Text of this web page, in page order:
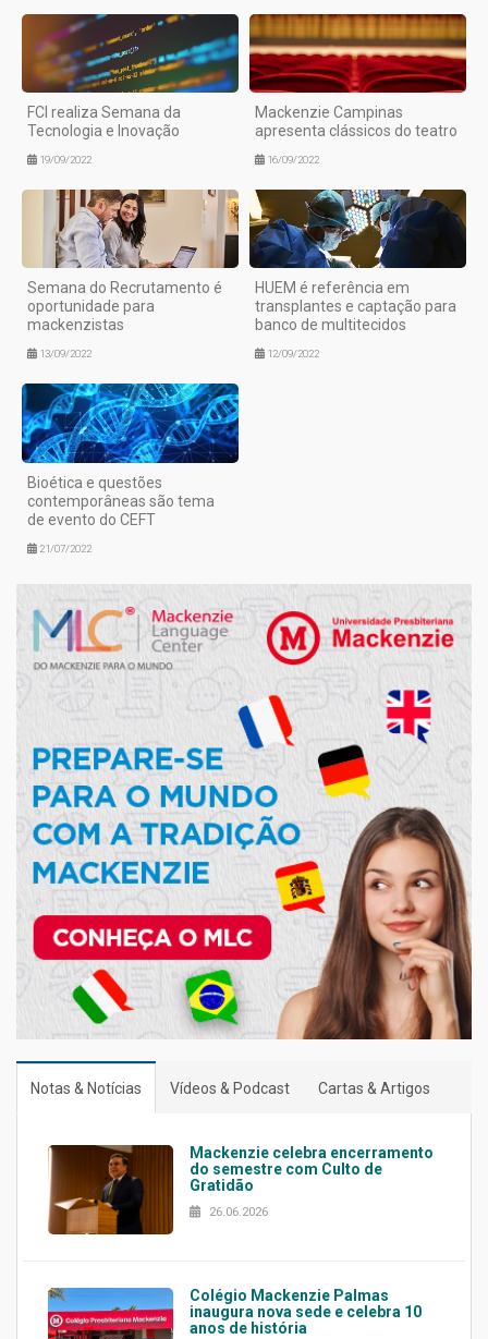
FCI realiza Semana da
Tecnologia e Inovação
19/09/2022
Mackenzie Campinas
apresenta clássicos do teatro
16/09/2022
Semana do Recrutamento é
oportunidade para
mackenzistas
13/09/2022
HUEM é referência em
transplantes e captação para
banco de multitecidos
12/09/2022
Bioética e questões
contemporâneas são tema
de evento do CEFT
21/07/2022
Notas & Notícias Vídeos & Podcast Cartas & Artigos
Mackenzie celebra encerramento
do semestre com Culto de
Gratidão
26.06.2026
Colégio Mackenzie Palmas
inaugura nova sede e celebra 10
anos de história